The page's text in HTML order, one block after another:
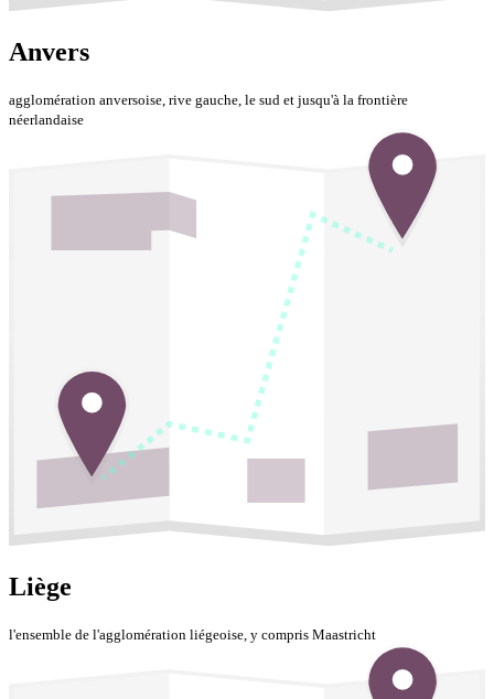
Anvers
agglomération anversoise, rive gauche, le sud et jusqu'à la frontière
néerlandaise
Liège
l'ensemble de l'agglomération liégeoise, y compris Maastricht